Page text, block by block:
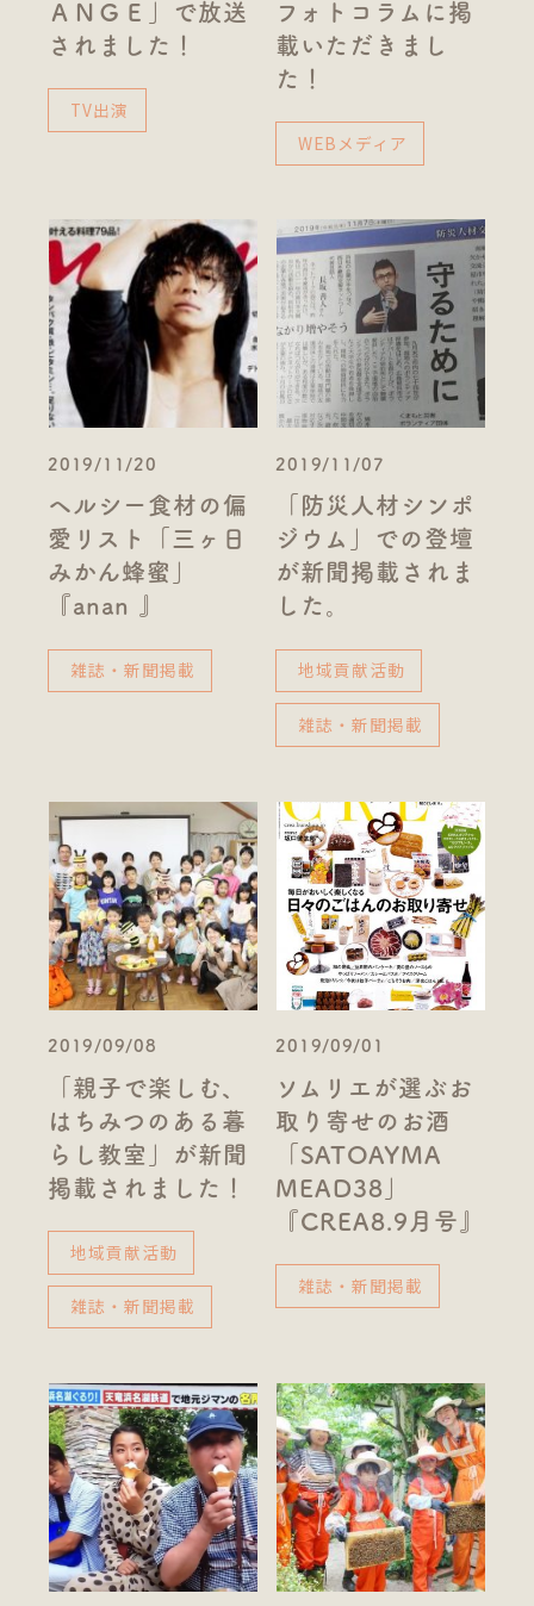
ＡＮＧＥ」で放送
されました！
TV出演
フォトコラムに掲
載いただきまし
た！
WEBメディア
2019/11/20
ヘルシー食材の偏
愛リスト「三ヶ日
みかん蜂蜜」
『anan 』
雑誌・新聞掲載
2019/11/07
「防災人材シンポ
ジウム」での登壇
が新聞掲載されま
した。
地域貢献活動
雑誌・新聞掲載
2019/09/08
「親子で楽しむ、
はちみつのある暮
らし教室」が新聞
掲載されました！
地域貢献活動
雑誌・新聞掲載
2019/09/01
ソムリエが選ぶお
取り寄せのお酒
「SATOAYMA
MEAD38」
『CREA8.9月号』
雑誌・新聞掲載